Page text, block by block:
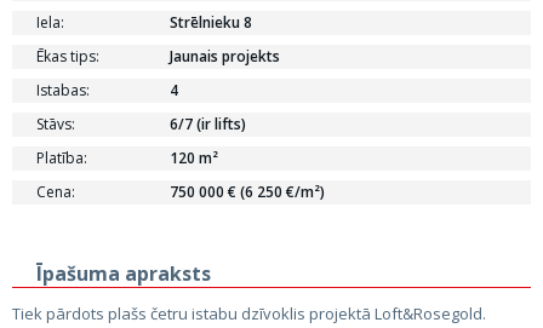
Iela:
Strēlnieku 8
Ēkas tips:
Jaunais projekts
Istabas:
4
Stāvs:
6/7 (ir lifts)
Platība:
120 m²
Cena:
750 000 € (6 250 €/m²)
Īpašuma apraksts
Tiek pārdots plašs četru istabu dzīvoklis projektā Loft&Rosegold.